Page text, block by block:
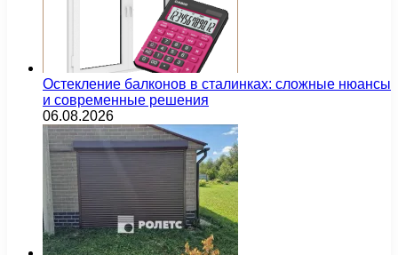
Остекление балконов в сталинках: сложные нюансы
и современные решения
06.08.2026